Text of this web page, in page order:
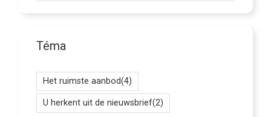
Téma
Het ruimste aanbod(4)
U herkent uit de nieuwsbrief(2)